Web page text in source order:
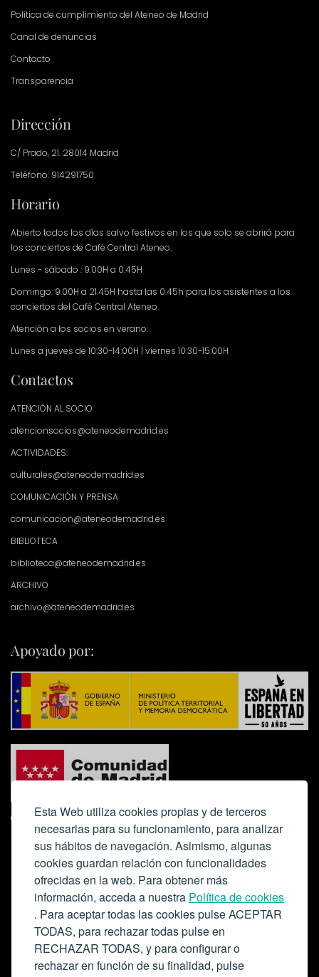
Esta Web utiliza cookies propias y de terceros
necesarias para su funcionamiento, para analizar
sus hábitos de navegación. Asimismo, algunas
cookies guardan relación con funcionalidades
ofrecidas en la web. Para obtener más
información, acceda a nuestra Política de cookies
. Para aceptar todas las cookies pulse ACEPTAR
TODAS, para rechazar todas pulse en
RECHAZAR TODAS, y para configurar o
rechazar en función de su finalidad, pulse
Política de cumplimiento del Ateneo de Madrid
Canal de denuncias
Contacto
Transparencia
Dirección
C/ Prado, 21. 28014 Madrid
Teléfono: 914291750
Horario
Abierto todos los días salvo festivos en los que solo se abrirá para
los conciertos de Café Central Ateneo.
Lunes - sábado : 9.00H a 0.45H
Domingo: 9.00H a 21.45H hasta las 0.45h para los asistentes a los
conciertos del Café Central Ateneo.
Atención a los socios en verano:
Lunes a jueves de 10:30-14:00H | viernes 10:30-15:00H
Contactos
ATENCIÓN AL SOCIO
atencionsocios@ateneodemadrid.es
ACTIVIDADES:
culturales@ateneodemadrid.es
COMUNICACIÓN Y PRENSA
comunicacion@ateneodemadrid.es
BIBLIOTECA
biblioteca@ateneodemadrid.es
ARCHIVO
archivo@ateneodemadrid.es
Apoyado por:
Colabora: